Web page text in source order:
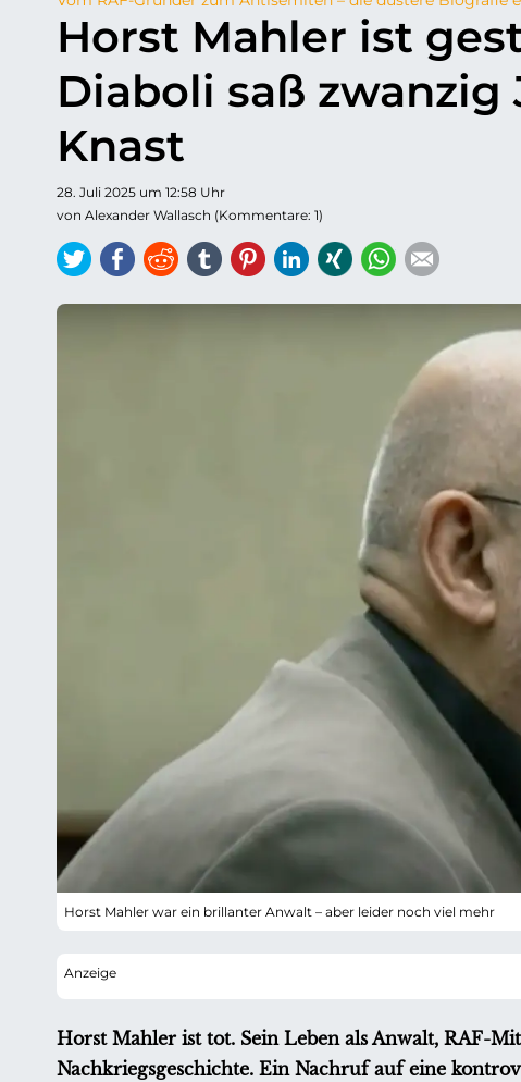
Horst Mahler ist
Diaboli saß zwanzig
Knast
28. Juli 2025 um 12:58 Uhr
von Alexander Wallasch (Kommentare: 1)
TwitterFacebook
ReddittumblrPinterestLinkedIn
Xing WhatsApp
Horst Mahler war ein brillanter Anwalt – aber leider noch viel mehr
Horst Mahler ist tot. Sein Leben als Anwalt, RAF-
Nachkriegsgeschichte. Ein Nachruf auf eine